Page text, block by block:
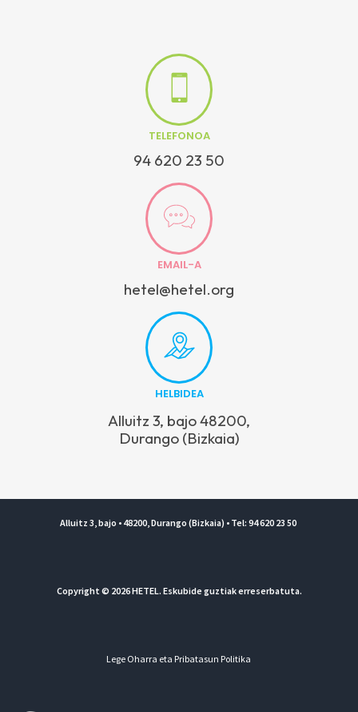
TELEFONOA
94 620 23 50
EMAIL-A
hetel@hetel.org
HELBIDEA
Alluitz 3, bajo 48200,
Durango (Bizkaia)
Alluitz 3, bajo • 48200, Durango (Bizkaia) • Tel: 94 620 23 50
Copyright © 2026 HETEL. Eskubide guztiak erreserbatuta.
Lege Oharra eta Pribatasun Politika